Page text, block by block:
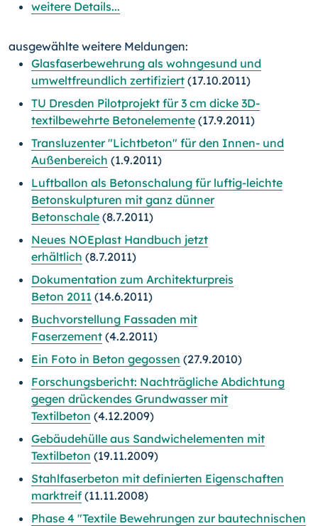
weitere Details...
ausgewählte weitere Meldungen:
Glasfaserbewehrung als wohngesund und
umweltfreundlich zertifiziert (17.10.2011)
TU Dresden Pilotprojekt für 3 cm dicke 3D-
textilbewehrte Betonelemente (17.9.2011)
Transluzenter "Lichtbeton" für den Innen- und
Außenbereich (1.9.2011)
Luftballon als Betonschalung für luftig-leichte
Betonskulpturen mit ganz dünner
Betonschale (8.7.2011)
Neues NOEplast Handbuch jetzt
erhältlich (8.7.2011)
Dokumentation zum Architekturpreis
Beton 2011 (14.6.2011)
Buchvorstellung Fassaden mit
Faserzement (4.2.2011)
Ein Foto in Beton gegossen (27.9.2010)
Forschungsbericht: Nachträgliche Abdichtung
gegen drückendes Grundwasser mit
Textilbeton (4.12.2009)
Gebäudehülle aus Sandwichelementen mit
Textilbeton (19.11.2009)
Stahlfaserbeton mit definierten Eigenschaften
marktreif (11.11.2008)
Phase 4 "Textile Bewehrungen zur bautechnischen